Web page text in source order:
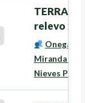
relevo
Onega
Miranda
Nieves